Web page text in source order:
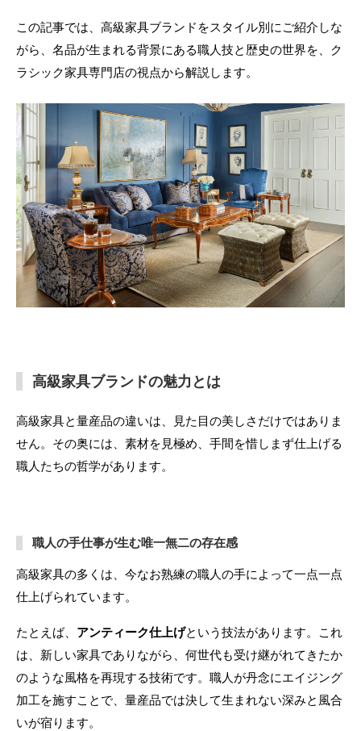
この記事では、高級家具ブランドをスタイル別にご紹介しな
がら、名品が生まれる背景にある職人技と歴史の世界を、ク
ラシック家具専門店の視点から解説します。
高級家具ブランドの魅力とは
高級家具と量産品の違いは、見た目の美しさだけではありま
せん。その奥には、素材を見極め、手間を惜しまず仕上げる
職人たちの哲学があります。
職人の手仕事が生む唯一無二の存在感
高級家具の多くは、今なお熟練の職人の手によって一点一点
仕上げられています。
たとえば、 アンティーク仕上げという技法があります。これ
は、新しい家具でありながら、何世代も受け継がれてきたか
のような風格を再現する技術です。職人が丹念にエイジング
加工を施すことで、量産品では決して生まれない深みと風合
いが宿ります。